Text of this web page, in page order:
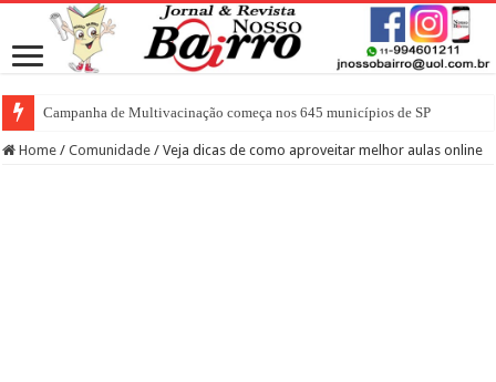
Campanha de Multivacinação começa nos 645 municípios de SP
Home / Comunidade / Veja dicas de como aproveitar melhor aulas online